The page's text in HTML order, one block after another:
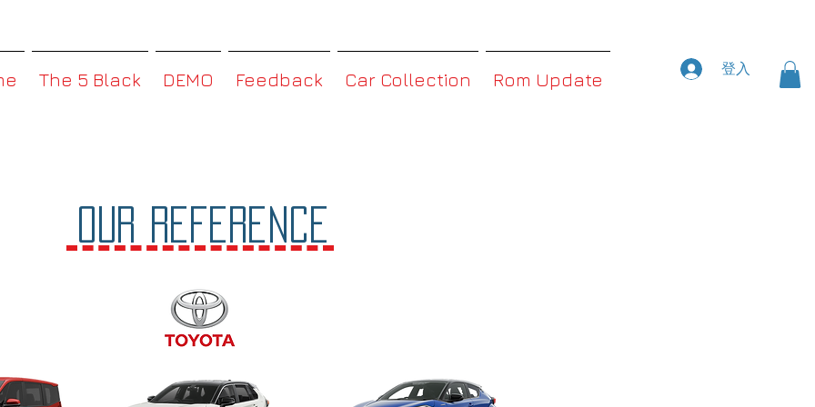
The 5 Black DEMO Feedback Car Collection Rom Update 登入
OUR Reference